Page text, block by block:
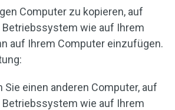
Computer zu kopieren, auf
Betriebssystem wie auf Ihrem
auf Ihrem Computer einzufügen.
Sie einen anderen Computer, auf
Betriebssystem wie auf Ihrem